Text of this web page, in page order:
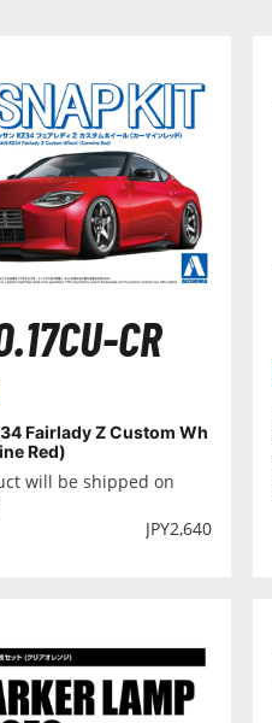
CR
Fairlady Z Custom Wh
Red)
will be shipped on
JPY2,640